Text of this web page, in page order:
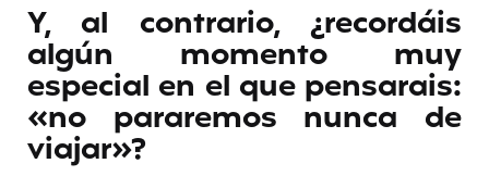
Y, al contrario, ¿recordáis
algún momento muy
especial en el que pensarais:
«no pararemos nunca de
viajar»?